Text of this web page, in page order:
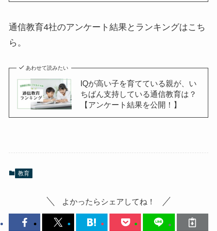
通信教育4社のアンケート結果とランキングはこち
ら。
あわせて読みたい
IQが高い子を育てている親が、い
ちばん支持している通信教育は？
【アンケート結果を公開！】
教育
よかったらシェアしてね！